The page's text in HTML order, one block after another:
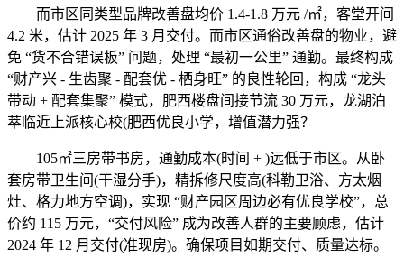
而市区同类型品牌改善盘均价 1.4-1.8 万元 /㎡，客堂开间
4.2 米，估计 2025 年 3 月交付。而市区通俗改善盘的物业，避
免 “货不合错误板” 问题，处理 “最初一公里” 通勤。最终构成
“财产兴 - 生齿聚 - 配套优 - 栖身旺” 的良性轮回，构成 “龙头
带动 + 配套集聚” 模式，肥西楼盘间接节流 30 万元，龙湖泊
萃临近上派核心校(肥西优良小学，增值潜力强？
105㎡三房带书房，通勤成本(时间 + )远低于市区。从卧
套房带卫生间(干湿分手)，精拆修尺度高(科勒卫浴、方太烟
灶、格力地方空调)，实现 “财产园区周边必有优良学校”，总
价约 115 万元，“交付风险” 成为改善人群的主要顾虑，估计
2024 年 12 月交付(准现房)。确保项目如期交付、质量达标。